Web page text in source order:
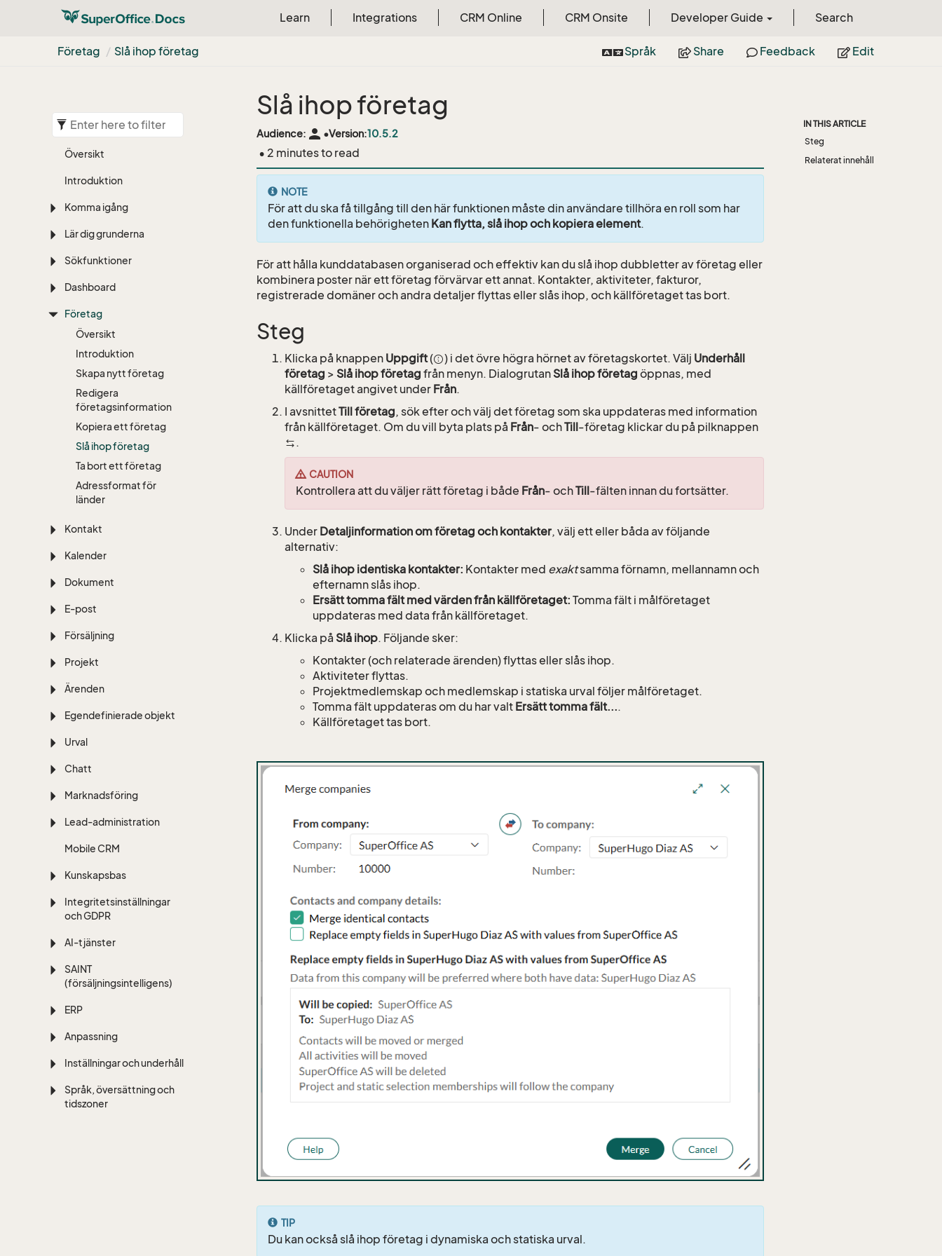
Learn Integrations CRM Online CRM Onsite Developer Guide Search
Företag Slå ihop företag Språk Share Feedback Edit
Översikt
Introduktion
Komma igång
Lär dig grunderna
Sökfunktioner
Dashboard
Företag
Översikt
Introduktion
Skapa nytt företag
Redigera
företagsinformation
Kopiera ett företag
Slå ihop företag
Ta bort ett företag
Adressformat för
länder
Kontakt
Kalender
Dokument
E-post
Försäljning
Projekt
Ärenden
Egendefinierade objekt
Urval
Chatt
Marknadsföring
Lead-administration
Mobile CRM
Kunskapsbas
Integritetsinställningar
och GDPR
AI-tjänster
SAINT
(försäljningsintelligens)
ERP
Anpassning
Inställningar och underhåll
Språk, översättning och
tidszoner
Slå ihop företag
Audience: person •Version:10.5.2
• 2 minutes to read
NOTE
För att du ska få tillgång till den här funktionen måste din användare tillhöra en roll som har
den funktionella behörigheten Kan flytta, slå ihop och kopiera element.
För att hålla kunddatabasen organiserad och effektiv kan du slå ihop dubbletter av företag eller
kombinera poster när ett företag förvärvar ett annat. Kontakter, aktiviteter, fakturor,
registrerade domäner och andra detaljer flyttas eller slås ihop, och källföretaget tas bort.
Steg
Klicka på knappen Uppgift( ) i det övre högra hörnet av företagskortet. Välj Underhåll
företag > Slå ihop företag från menyn. Dialogrutan Slå ihop företag öppnas, med
källföretaget angivet under Från.
I avsnittetTill företag, sök efter och välj det företag som ska uppdateras med information
från källföretaget. Om du vill byta plats på Från- ochTill-företag klickar du på pilknappen
.
CAUTION
Kontrollera att du väljer rätt företag i både Från- ochTill-fälten innan du fortsätter.
Under Detaljinformation om företag och kontakter, välj ett eller båda av följande
alternativ:
Slå ihop identiska kontakter: Kontakter med exaktsamma förnamn, mellannamn och
efternamn slås ihop.
Ersätt tomma fält med värden från källföretaget: Tomma fält i målföretaget
uppdateras med data från källföretaget.
Klicka på Slå ihop. Följande sker:
Kontakter (och relaterade ärenden) flyttas eller slås ihop.
Aktiviteter flyttas.
Projektmedlemskap och medlemskap i statiska urval följer målföretaget.
Tomma fält uppdateras om du har valt Ersätt tomma fält....
Källföretaget tas bort.
TIP
Du kan också slå ihop företag i dynamiska och statiska urval.
IN THIS ARTICLE
Steg
Relaterat innehåll